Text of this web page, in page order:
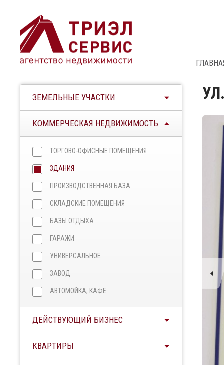
ЗЕМЕЛЬНЫЕ УЧАСТКИ
КОММЕРЧЕСКАЯ НЕДВИЖИМОСТЬ
ТОРГОВО-ОФИСНЫЕ ПОМЕЩЕНИЯ
ЗДАНИЯ
ПРОИЗВОДСТВЕННАЯ БАЗА
СКЛАДСКИЕ ПОМЕЩЕНИЯ
БАЗЫ ОТДЫХА
ГАРАЖИ
УНИВЕРСАЛЬНОЕ
ЗАВОД
АВТОМОЙКА, КАФЕ
ДЕЙСТВУЮЩИЙ БИЗНЕС
КВАРТИРЫ